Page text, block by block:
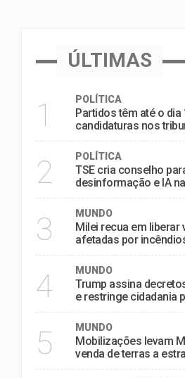
ÚLTIMAS
1 POLÍTICA
Partidos têm até o
candidaturas nos
2 POLÍTICA
TSE cria conselho
desinformação e IA
3 MUNDO
Milei recua em liberar
afetadas por
4 MUNDO
Trump assina
e restringe cidadania
5 MUNDO
Mobilizações levam
venda de terras a